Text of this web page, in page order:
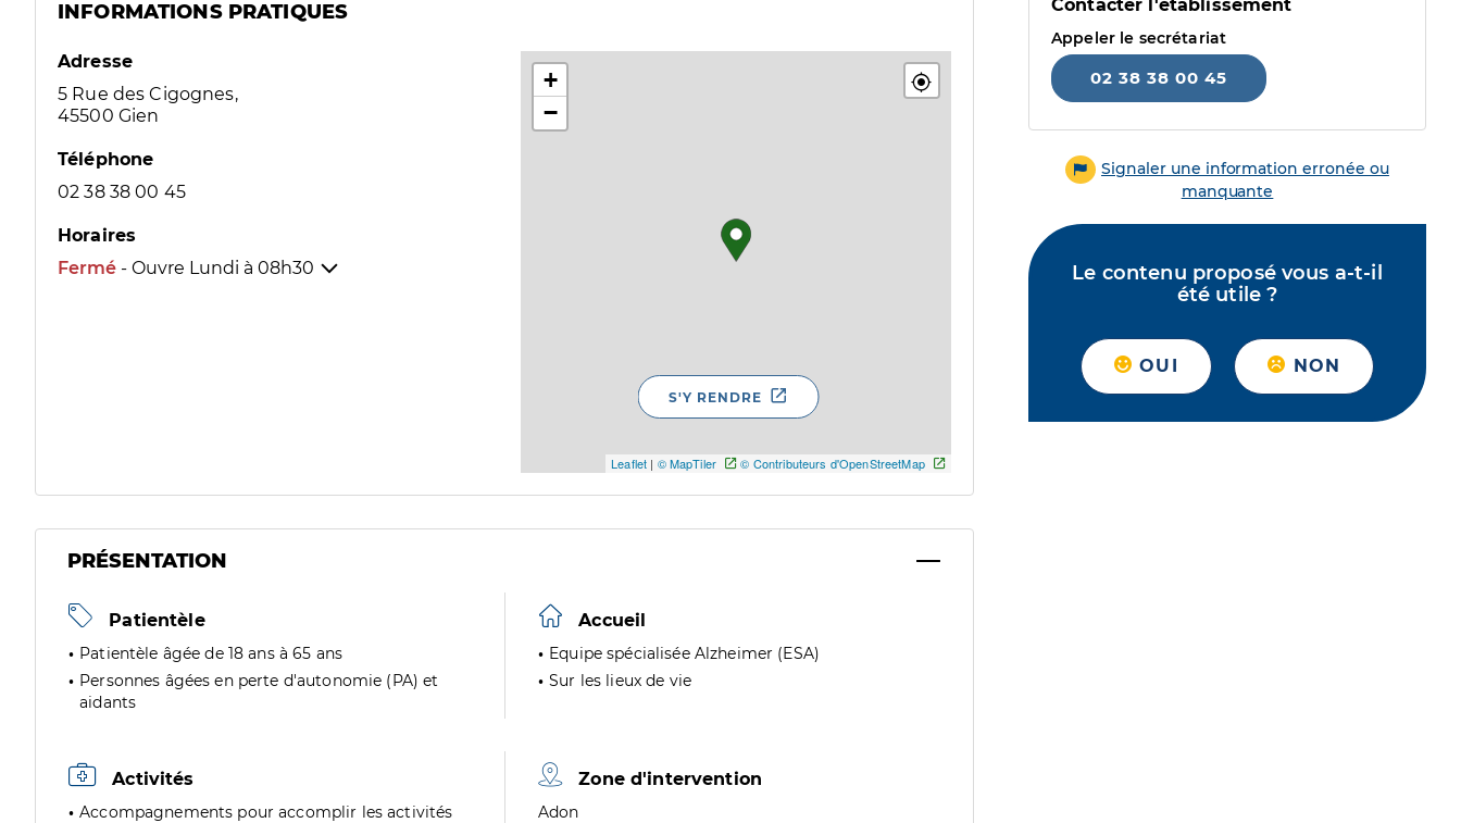
INFORMATIONS PRATIQUES
Adresse
5 Rue des Cigognes,
45500 Gien
Téléphone
02 38 38 00 45
Horaires
Fermé - Ouvre Lundi à 08h30
+
−
Leaflet | © MapTiler © Contributeurs d'OpenStreetMap
S'Y RENDRE
PRÉSENTATION
Patientèle
Patientèle âgée de 18 ans à 65 ans
Personnes âgées en perte d'autonomie (PA) et
aidants
Accueil
Equipe spécialisée Alzheimer (ESA)
Sur les lieux de vie
Activités
Accompagnements pour accomplir les activités
Zone d'intervention
Zone
Adon
Contacter l'établissement
Appeler le secrétariat
02 38 38 00 45
Signaler une information erronée ou
manquante
Le contenu proposé vous a-t-il
été utile ?
OUI NON